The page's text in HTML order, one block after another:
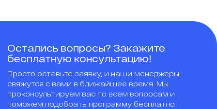
Остались вопросы? Закажите
бесплатную консультацию!
Просто оставьте заявку, и наши менеджеры
свяжутся с вами в ближайшее время. Мы
проконсультируем вас по всем вопросам и
поможем подобрать программу бесплатно!